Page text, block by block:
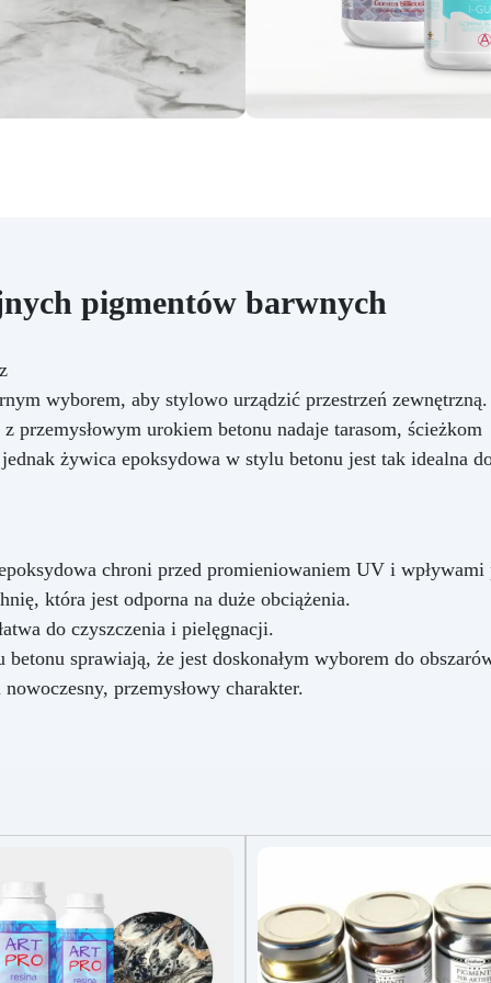
wysokim połysku!
pigmentów barwnych
wyborem, aby stylowo urządzić przestrzeń zewnętrzną.
przemysłowym urokiem betonu nadaje tarasom, ścieżkom
żywica epoksydowa w stylu betonu jest tak idealna
chroni przed promieniowaniem UV i
która jest odporna na duże obciążenia.
do czyszczenia i pielęgnacji.
sprawiają, że jest doskonałym wyborem do
przemysłowy charakter.